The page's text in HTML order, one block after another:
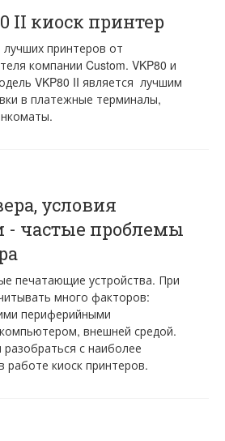
II киоск принтер
принтеров от
компании Custom. VKP80 и
VKP80 II является лучшим
в платежные терминалы,
условия
- частые проблемы
печатающие устройства. При
много факторов:
периферийными
внешней средой.
с наиболее
киоск принтеров.